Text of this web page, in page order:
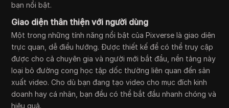
bạn nổi bật.
Giao diện thân thiện với người dùng
Một trong những tính năng nổi bật của Pixverse là giao diện
trực quan, dễ điều hướng. Được thiết kế để có thể truy cập
được cho cả chuyên gia và người mới bắt đầu, nền tảng này
loại bỏ đường cong học tập dốc thường liên quan đến sản
xuất video. Cho dù bạn đang tạo video cho mục đích kinh
doanh hay cá nhân, bạn đều có thể bắt đầu nhanh chóng và
hiệu quả.